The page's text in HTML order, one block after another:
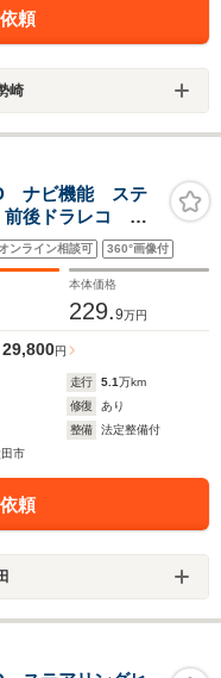
頼
崎
ナビ機能 ステ
後ドラレコ
プレイ ステアリン
ート アダプテ
ンライン相談可 360°画像付
本体価格
229.9万円
29,800円
走行 5.1万km
修復
あり
整備
法定整備付
市
頼